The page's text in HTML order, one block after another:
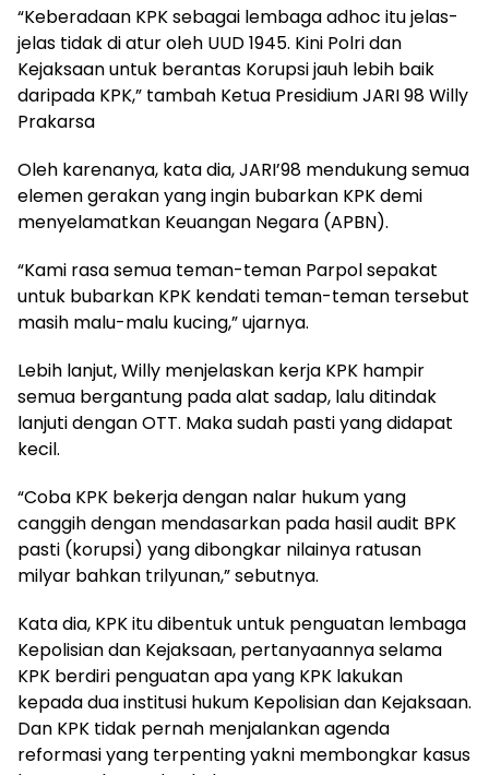
“Keberadaan KPK sebagai lembaga adhoc itu jelas-
jelas tidak di atur oleh UUD 1945. Kini Polri dan
Kejaksaan untuk berantas Korupsi jauh lebih baik
daripada KPK,” tambah Ketua Presidium JARI 98 Willy
Prakarsa
Oleh karenanya, kata dia, JARI’98 mendukung semua
elemen gerakan yang ingin bubarkan KPK demi
menyelamatkan Keuangan Negara (APBN).
“Kami rasa semua teman-teman Parpol sepakat
untuk bubarkan KPK kendati teman-teman tersebut
masih malu-malu kucing,” ujarnya.
Lebih lanjut, Willy menjelaskan kerja KPK hampir
semua bergantung pada alat sadap, lalu ditindak
lanjuti dengan OTT. Maka sudah pasti yang didapat
kecil.
“Coba KPK bekerja dengan nalar hukum yang
canggih dengan mendasarkan pada hasil audit BPK
pasti (korupsi) yang dibongkar nilainya ratusan
milyar bahkan trilyunan,” sebutnya.
Kata dia, KPK itu dibentuk untuk penguatan lembaga
Kepolisian dan Kejaksaan, pertanyaannya selama
KPK berdiri penguatan apa yang KPK lakukan
kepada dua institusi hukum Kepolisian dan Kejaksaan.
Dan KPK tidak pernah menjalankan agenda
reformasi yang terpenting yakni membongkar kasus